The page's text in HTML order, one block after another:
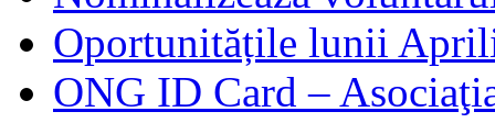
Oportunitățile lunii
ONG ID Card –